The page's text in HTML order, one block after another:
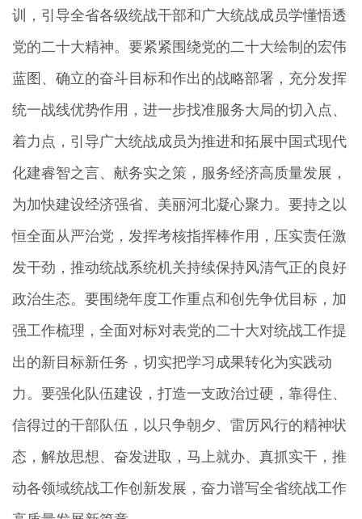
训，引导全省各级统战干部和广大统战成员学懂悟透
党的二十大精神。要紧紧围绕党的二十大绘制的宏伟
蓝图、确立的奋斗目标和作出的战略部署，充分发挥
统一战线优势作用，进一步找准服务大局的切入点、
着力点，引导广大统战成员为推进和拓展中国式现代
化建睿智之言、献务实之策，服务经济高质量发展，
为加快建设经济强省、美丽河北凝心聚力。要持之以
恒全面从严治党，发挥考核指挥棒作用，压实责任激
发干劲，推动统战系统机关持续保持风清气正的良好
政治生态。要围绕年度工作重点和创先争优目标，加
强工作梳理，全面对标对表党的二十大对统战工作提
出的新目标新任务，切实把学习成果转化为实践动
力。要强化队伍建设，打造一支政治过硬，靠得住、
信得过的干部队伍，以只争朝夕、雷厉风行的精神状
态，解放思想、奋发进取，马上就办、真抓实干，推
动各领域统战工作创新发展，奋力谱写全省统战工作